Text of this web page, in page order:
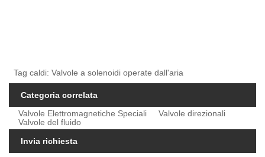
Tag caldi: Valvole a solenoidi operate dall'aria
Categoria correlata
Valvole Elettromagnetiche Speciali
Valvole direzionali
Valvole del fluido
Invia richiesta